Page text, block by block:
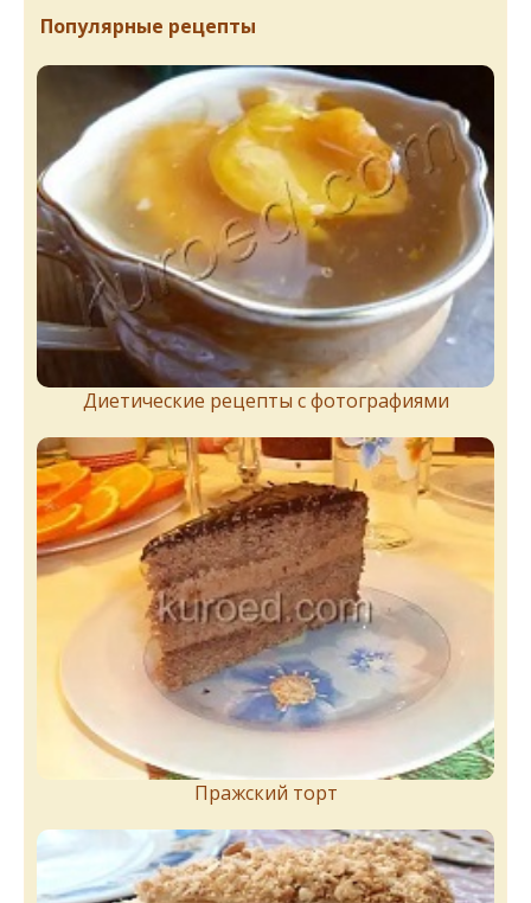
Популярные рецепты
Диетические рецепты с фотографиями
Пражский торт